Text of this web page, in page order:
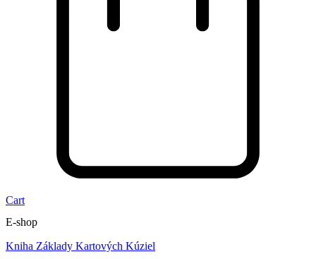
Cart
E-shop
Kniha Základy Kartových Kúziel